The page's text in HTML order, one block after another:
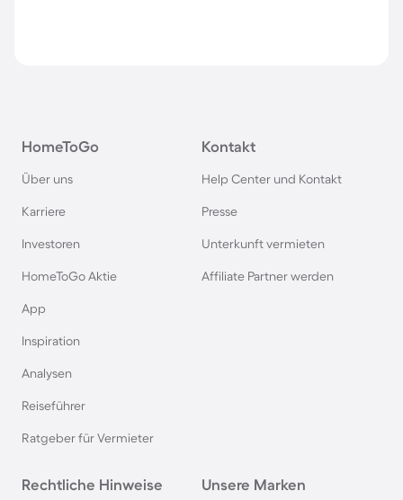
HomeToGo
Über uns
Karriere
Investoren
HomeToGo Aktie
App
Inspiration
Analysen
Reiseführer
Ratgeber für Vermieter
Kontakt
Help Center und Kontakt
Presse
Unterkunft vermieten
Affiliate Partner werden
Rechtliche Hinweise Unsere Marken